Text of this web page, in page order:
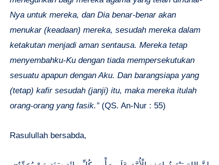
Nya untuk mereka, dan Dia benar-benar akan
menukar (keadaan) mereka, sesudah mereka dalam
ketakutan menjadi aman sentausa. Mereka tetap
menyembahku-Ku dengan tiada mempersekutukan
sesuatu apapun dengan Aku. Dan barangsiapa yang
(tetap) kafir sesudah (janji) itu, maka mereka itulah
orang-orang yang fasik.”(QS. An-Nur : 55)
Rasulullah bersabda,